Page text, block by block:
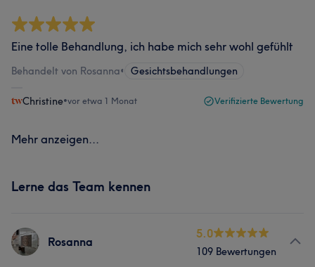
Eine tolle Behandlung, ich habe mich sehr wohl gefühlt
Behandelt von Rosanna• Gesichtsbehandlungen
Christine•vor etwa 1 Monat Verifizierte Bewertung
Mehr anzeigen...
Lerne das Team kennen
Rosanna
5.0
109 Bewertungen